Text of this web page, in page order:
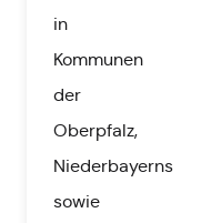
in
Kommunen
der
Oberpfalz,
Niederbayerns
sowie